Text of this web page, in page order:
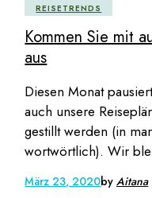
REISETRENDS
Kommen Sie mit
aus
Diesen Monat
auch unsere
gestillt werden (in
wortwörtlich). Wir
März 23, 2020byAitana